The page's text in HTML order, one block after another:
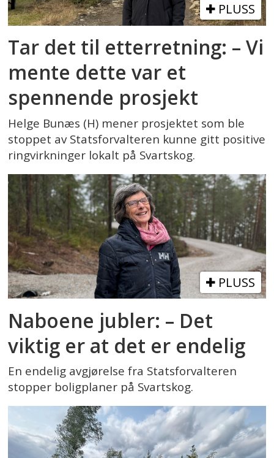
PLUSS
Tar det til etterretning: – Vi
mente dette var et
spennende prosjekt
Helge Bunæs (H) mener prosjektet som ble
stoppet av Statsforvalteren kunne gitt positive
ringvirkninger lokalt på Svartskog.
PLUSS
Naboene jubler: – Det
viktig er at det er endelig
En endelig avgjørelse fra Statsforvalteren
stopper boligplaner på Svartskog.